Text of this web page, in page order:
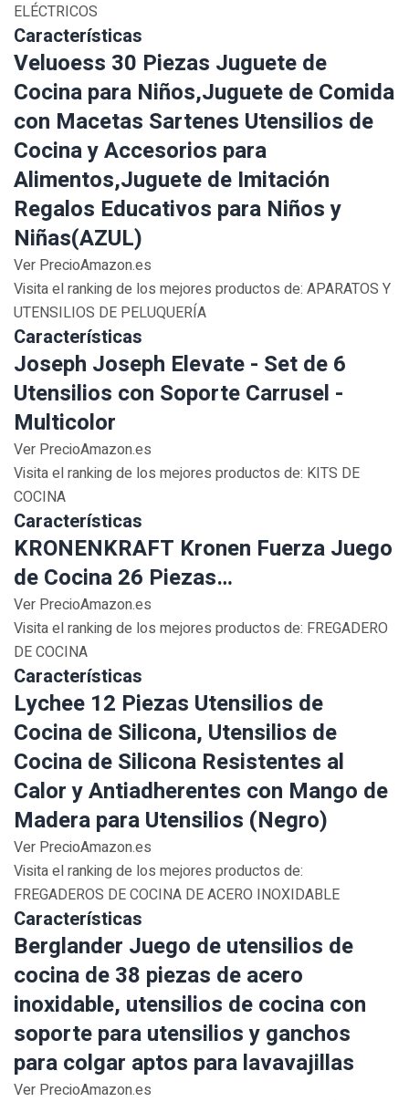
ELÉCTRICOS
Características
Veluoess 30 Piezas Juguete de
Cocina para Niños,Juguete de Comida
con Macetas Sartenes Utensilios de
Cocina y Accesorios para
Alimentos,Juguete de Imitación
Regalos Educativos para Niños y
Niñas(AZUL)
Ver PrecioAmazon.es
Visita el ranking de los mejores productos de: APARATOS Y
UTENSILIOS DE PELUQUERÍA
Características
Joseph Joseph Elevate - Set de 6
Utensilios con Soporte Carrusel -
Multicolor
Ver PrecioAmazon.es
Visita el ranking de los mejores productos de: KITS DE
COCINA
Características
KRONENKRAFT Kronen Fuerza Juego
de Cocina 26 Piezas…
Ver PrecioAmazon.es
Visita el ranking de los mejores productos de: FREGADERO
DE COCINA
Características
Lychee 12 Piezas Utensilios de
Cocina de Silicona, Utensilios de
Cocina de Silicona Resistentes al
Calor y Antiadherentes con Mango de
Madera para Utensilios (Negro)
Ver PrecioAmazon.es
Visita el ranking de los mejores productos de:
FREGADEROS DE COCINA DE ACERO INOXIDABLE
Características
Berglander Juego de utensilios de
cocina de 38 piezas de acero
inoxidable, utensilios de cocina con
soporte para utensilios y ganchos
para colgar aptos para lavavajillas
Ver PrecioAmazon.es